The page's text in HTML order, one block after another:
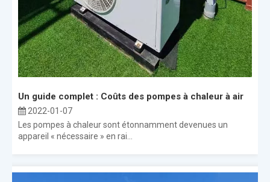
Un guide complet : Coûts des pompes à chaleur à air
2022-01-07
Les pompes à chaleur sont étonnamment devenues un
appareil « nécessaire » en rai...